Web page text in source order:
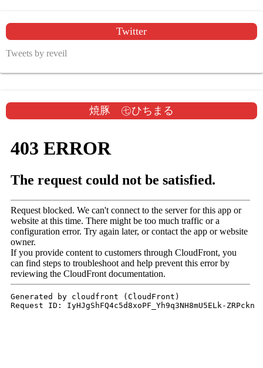
Twitter
Tweets by reveil
焼豚 ㊆ひちまる